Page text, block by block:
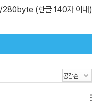
/280byte (한글 140자 이내)